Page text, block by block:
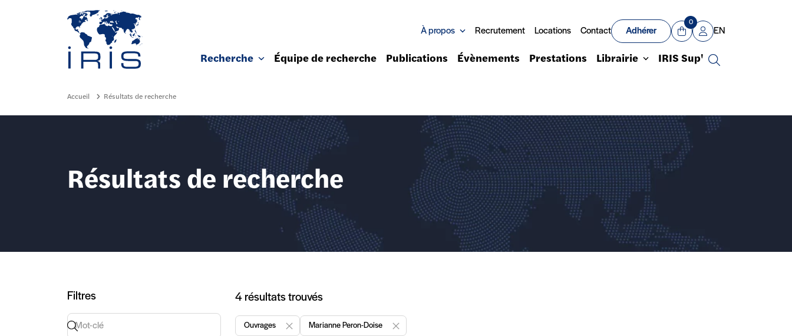
Aller au contenu principal
À propos Recrutement Locations Contact Adhérer
Panier
0
Mon compte
EN
Recherche Équipe de recherche Publications Évènements Prestations Librairie IRIS Sup'
Recherche
Accueil Résultats de recherche
Résultats de recherche
Filtres
Recherche par mot-clé
Articles
4 résultats trouvés
Ouvrages
Enlever "Ouvrages"
Marianne Peron-Doise
Enlever "Marianne Peron-Doise "